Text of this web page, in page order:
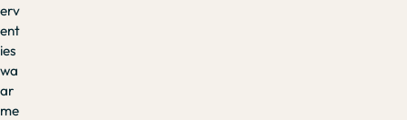
erv
ent
ies
wa
ar
me